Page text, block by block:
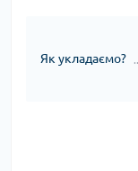
Як укладаємо?